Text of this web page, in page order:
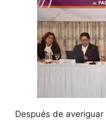
Después de averiguar